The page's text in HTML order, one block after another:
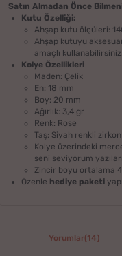
Satın Almadan Önce
Kutu Özelliği:
Ahşap kutu ölçüleri:
Ahşap kutuyu
amaçlı kullanabilirsiniz.
Kolye Özellikleri
Maden: Çelik
En: 18 mm
Boy: 20 mm
Ağırlık: 3,4 gr
Renk: Rose
Taş: Siyah renkli
Kolye üzerindeki
seni seviyorum
Zincir boyu ortalama
Özenle hediye paketi
Yorumlar(14)